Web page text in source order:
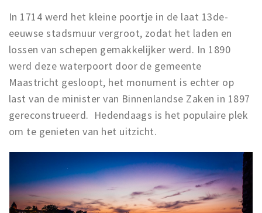
In 1714 werd het kleine poortje in de laat 13de-
eeuwse stadsmuur vergroot, zodat het laden en
lossen van schepen gemakkelijker werd. In 1890
werd deze waterpoort door de gemeente
Maastricht gesloopt, het monument is echter op
last van de minister van Binnenlandse Zaken in 1897
gereconstrueerd. Hedendaags is het populaire plek
om te genieten van het uitzicht.